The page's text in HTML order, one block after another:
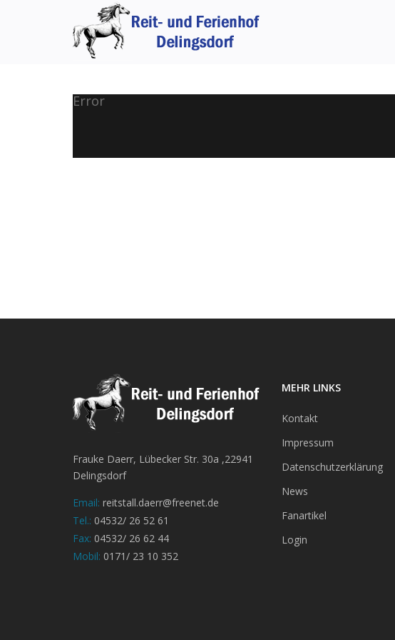
Error
Frauke Daerr, Lübecker Str. 30a ,22941
Delingsdorf
Email: reitstall.daerr@freenet.de
Tel.: 04532/ 26 52 61
Fax: 04532/ 26 62 44
Mobil: 0171/ 23 10 352
MEHR LINKS
Kontakt
Impressum
Datenschutzerklärung
News
Fanartikel
Login